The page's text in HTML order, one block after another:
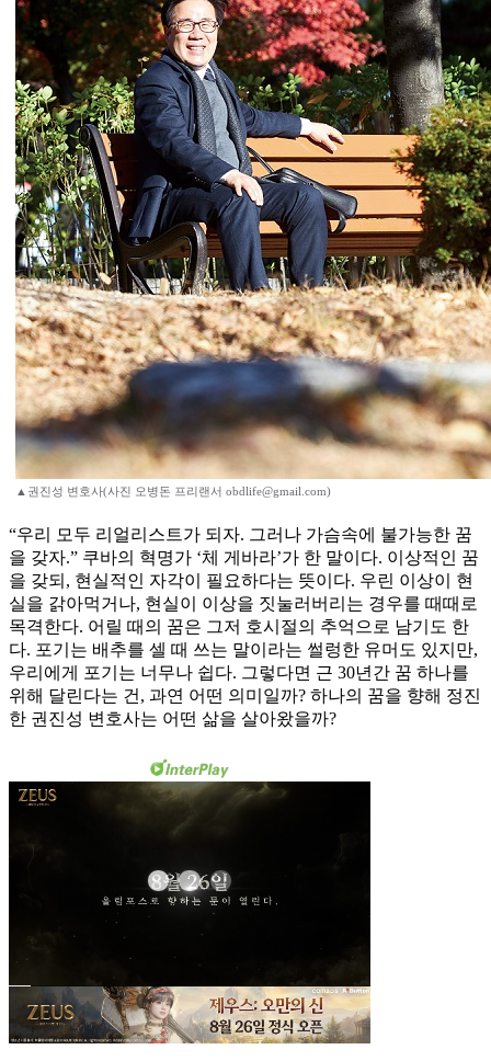
▲권진성 변호사(사진 오병돈 프리랜서 obdlife@gmail.com)
“우리 모두 리얼리스트가 되자. 그러나 가슴속에 불가능한 꿈
을 갖자.” 쿠바의 혁명가 ‘체 게바라’가 한 말이다. 이상적인 꿈
을 갖되, 현실적인 자각이 필요하다는 뜻이다. 우린 이상이 현
실을 갉아먹거나, 현실이 이상을 짓눌러버리는 경우를 때때로
목격한다. 어릴 때의 꿈은 그저 호시절의 추억으로 남기도 한
다. 포기는 배추를 셀 때 쓰는 말이라는 썰렁한 유머도 있지만,
우리에게 포기는 너무나 쉽다. 그렇다면 근 30년간 꿈 하나를
위해 달린다는 건, 과연 어떤 의미일까? 하나의 꿈을 향해 정진
한 권진성 변호사는 어떤 삶을 살아왔을까?